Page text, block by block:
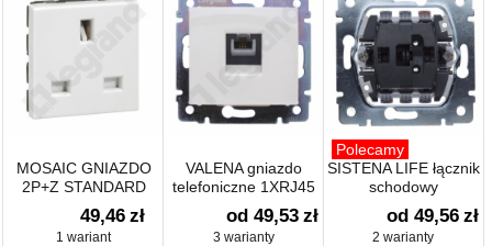
MOSAIC GNIAZDO
2P+Z STANDARD
ANGIELSKI - 2
MODUŁY BIAŁE 13A
49,46 zł
1 wariant
VALENA gniazdo
telefoniczne 1XRJ45
(4 styki)
od 49,53 zł
3 warianty
Polecamy
SISTENA LIFE łącznik
schodowy
od 49,56 zł
2 warianty